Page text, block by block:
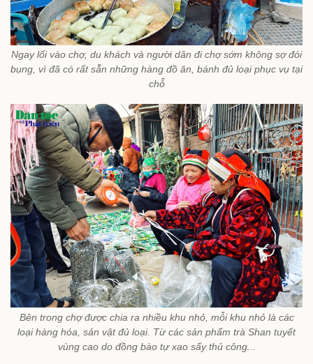
Ngay lối vào chợ, du khách và người dân đi chợ sớm không sợ đói
bụng, vì đã có rất sẵn những hàng đồ ăn, bánh đủ loại phục vụ tại
chỗ
Bên trong chợ được chia ra nhiều khu nhỏ, mỗi khu nhỏ là các
loại hàng hóa, sản vật đủ loại. Từ các sản phẩm trà Shan tuyết
vùng cao do đồng bào tự xao sấy thủ công...